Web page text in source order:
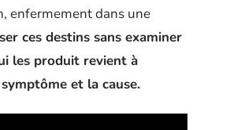
enfermement dans une
ces destins sans examiner
les produit revient à
et la cause.